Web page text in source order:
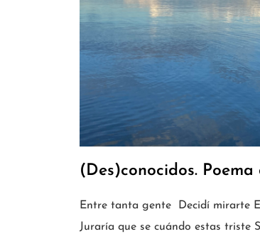
(Des)conocidos.
Entre tanta gente Decidí mirarte
Juraría que se cuándo estas triste